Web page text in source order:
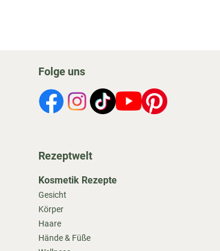
Folge uns
Rezeptwelt
Kosmetik Rezepte
Gesicht
Körper
Haare
Hände & Füße